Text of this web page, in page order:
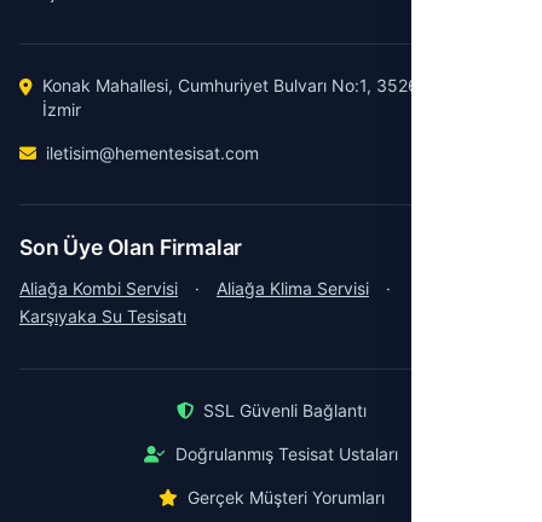
Konak Mahallesi, Cumhuriyet Bulvarı No:1, 35260 Konak /
İzmir
iletisim@hementesisat.com
Son Üye Olan Firmalar
Aliağa Kombi Servisi · Aliağa Klima Servisi
·
Karşıyaka Su Tesisatı
SSL Güvenli Bağlantı
Doğrulanmış Tesisat Ustaları
Gerçek Müşteri Yorumları